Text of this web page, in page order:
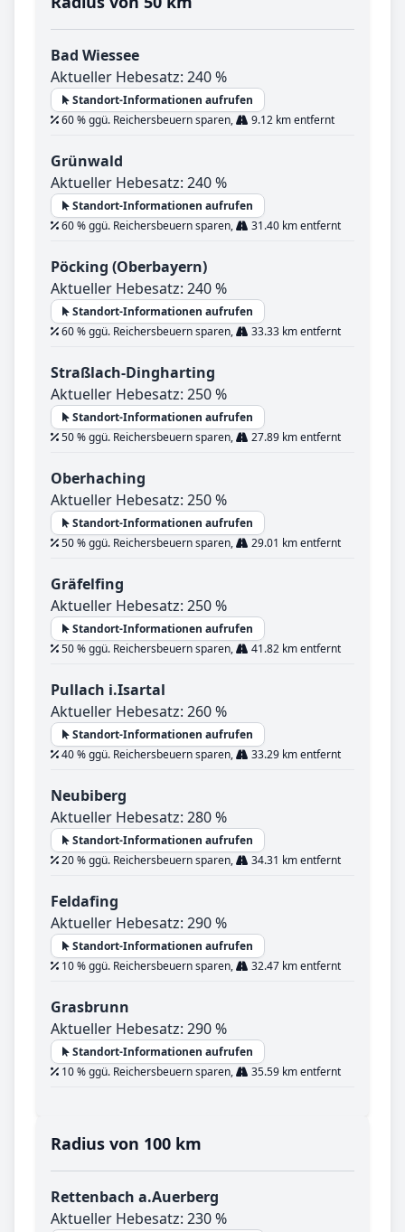
Bad Wiessee
Aktueller Hebesatz: 240 %
Standort-Informationen aufrufen
60 % ggü. Reichersbeuern sparen,
9.12 km entfernt
Grünwald
Aktueller Hebesatz: 240 %
Standort-Informationen aufrufen
60 % ggü. Reichersbeuern sparen,
31.40 km entfernt
Pöcking (Oberbayern)
Aktueller Hebesatz: 240 %
Standort-Informationen aufrufen
60 % ggü. Reichersbeuern sparen,
33.33 km entfernt
Straßlach-Dingharting
Aktueller Hebesatz: 250 %
Standort-Informationen aufrufen
50 % ggü. Reichersbeuern sparen,
27.89 km entfernt
Oberhaching
Aktueller Hebesatz: 250 %
Standort-Informationen aufrufen
50 % ggü. Reichersbeuern sparen,
29.01 km entfernt
Gräfelfing
Aktueller Hebesatz: 250 %
Standort-Informationen aufrufen
50 % ggü. Reichersbeuern sparen,
41.82 km entfernt
Pullach i.Isartal
Aktueller Hebesatz: 260 %
Standort-Informationen aufrufen
40 % ggü. Reichersbeuern sparen,
33.29 km entfernt
Neubiberg
Aktueller Hebesatz: 280 %
Standort-Informationen aufrufen
20 % ggü. Reichersbeuern sparen,
34.31 km entfernt
Feldafing
Aktueller Hebesatz: 290 %
Standort-Informationen aufrufen
10 % ggü. Reichersbeuern sparen,
32.47 km entfernt
Grasbrunn
Aktueller Hebesatz: 290 %
Standort-Informationen aufrufen
10 % ggü. Reichersbeuern sparen,
35.59 km entfernt
Radius von 100 km
Rettenbach a.Auerberg
Aktueller Hebesatz: 230 %